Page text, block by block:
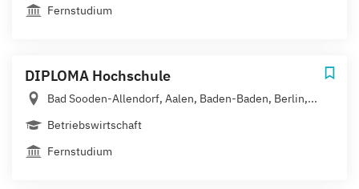
Fernstudium
DIPLOMA Hochschule
Bad Sooden-Allendorf, Aalen, Baden-Baden, Berlin,...
Betriebswirtschaft
Fernstudium